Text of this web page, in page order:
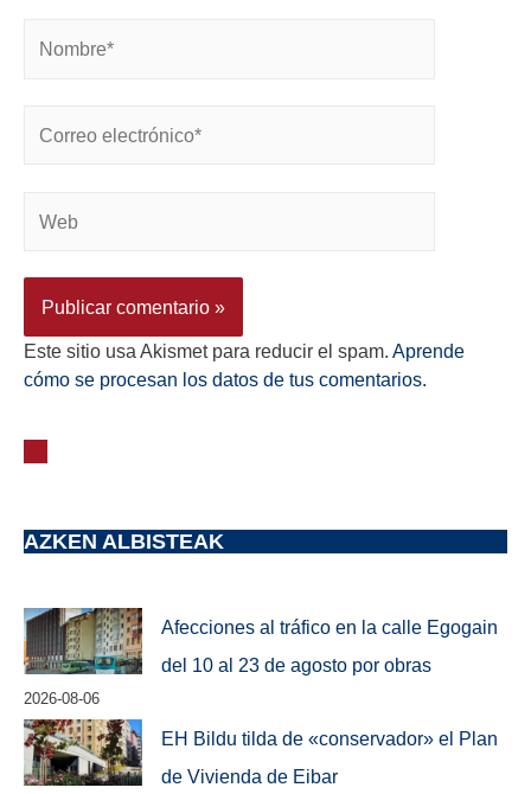
Este sitio usa Akismet para reducir el spam. Aprende
cómo se procesan los datos de tus comentarios.
AZKEN ALBISTEAK
Afecciones al tráfico en la calle Egogain
del 10 al 23 de agosto por obras
2026-08-06
EH Bildu tilda de «conservador» el Plan
de Vivienda de Eibar